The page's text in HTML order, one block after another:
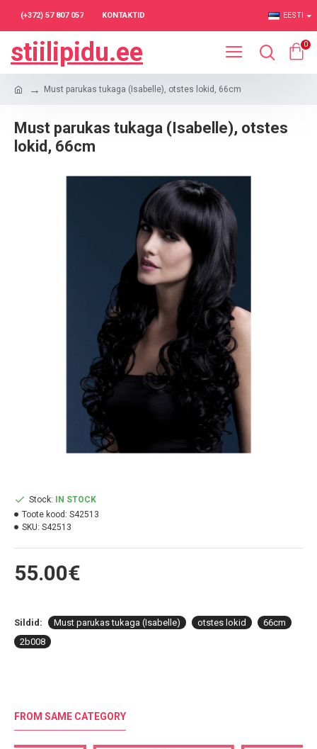
(+372) 57 807 057 KONTAKTID EESTI
stiilipidu.ee 0
Must parukas tukaga (Isabelle), otstes lokid, 66cm
Must parukas tukaga (Isabelle), otstes
lokid, 66cm
55.00€
Stock:
IN STOCK
Toote kood: S42513
SKU: S42513
Sildid: Must parukas tukaga (Isabelle) otstes lokid
66cm
2b008
FROM SAME CATEGORY